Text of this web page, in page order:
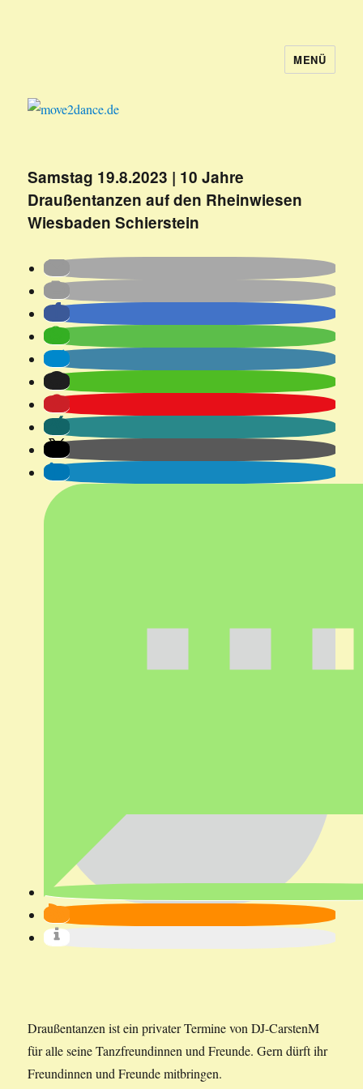
MENÜ
Samstag 19.8.2023 | 10 Jahre
Draußentanzen auf den Rheinwiesen
Wiesbaden Schierstein
Draußentanzen ist ein privater Termine von DJ-CarstenM
für alle seine Tanzfreundinnen und Freunde. Gern dürft ihr
Freundinnen und Freunde mitbringen.